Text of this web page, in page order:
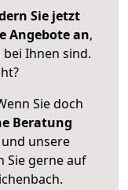
Sie jetzt
Angebote an,
Ihnen sind.
Sie doch
Beratung
unsere
Sie gerne auf